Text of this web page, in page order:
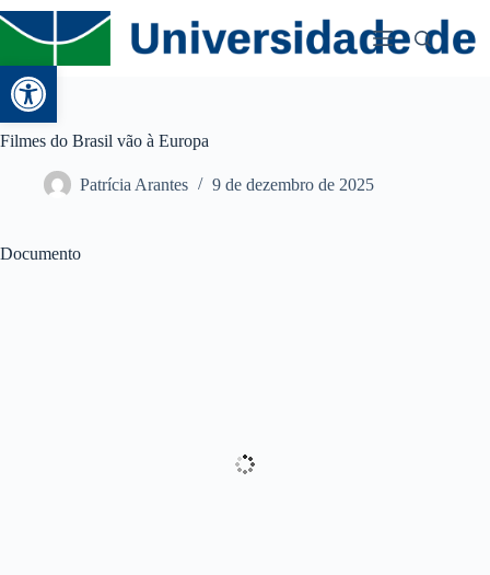
Abrir a barra de ferramentas
Filmes do Brasil vão à Europa
Patrícia Arantes 9 de dezembro de 2025
Documento